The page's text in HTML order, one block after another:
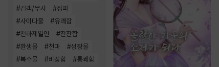
#검객/무사 #정파
#사이다물 #유쾌함
#천하제일인 #잔잔함
#환생물 #천마 #성장물
#복수물 #비장함 #통쾌함